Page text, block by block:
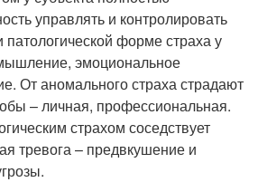
управлять и контролировать
форме страха у
эмоциональное
От аномального страха страдают
– личная, профессиональная.
страхом соседствует
тревога – предвкушение и